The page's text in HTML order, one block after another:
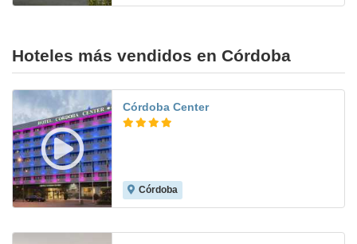
Hoteles más vendidos en Córdoba
Córdoba Center
Córdoba